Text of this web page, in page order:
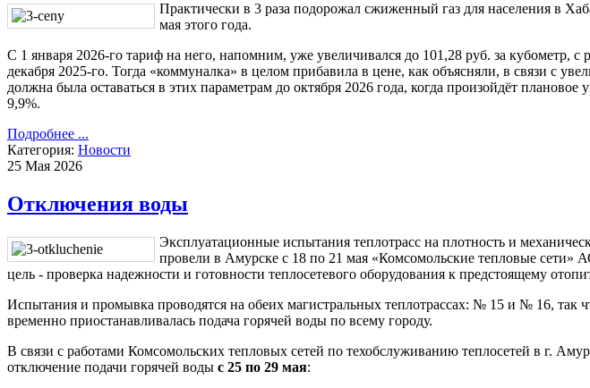
Практически в 3 раза подорожал сжиженный газ для населения в
мая этого года.
С 1 января 2026-го тариф на него, напомним, уже увеличивался до 101,28 руб. за кубометр, с
декабря 2025-го. Тогда «коммуналка» в целом прибавила в цене, как объясняли, в связи с
должна была оставаться в этих параметрам до октября 2026 года, когда произойдёт плановое
9,9%.
Подробнее ...
Категория: Новости
25 Мая 2026
Отключения воды
Эксплуатационные испытания теплотрасс на плотность и
провели в Амурске с 18 по 21 мая «Комсомольские тепловые
цель - проверка надежности и готовности теплосетевого оборудования к предстоящему
Испытания и промывка проводятся на обеих магистральных теплотрассах: № 15 и № 16, так
временно приостанавливалась подача горячей воды по всему городу.
В связи с работами Комсомольских тепловых сетей по техобслуживанию теплосетей в г.
отключение подачи горячей воды с 25 по 29 мая: